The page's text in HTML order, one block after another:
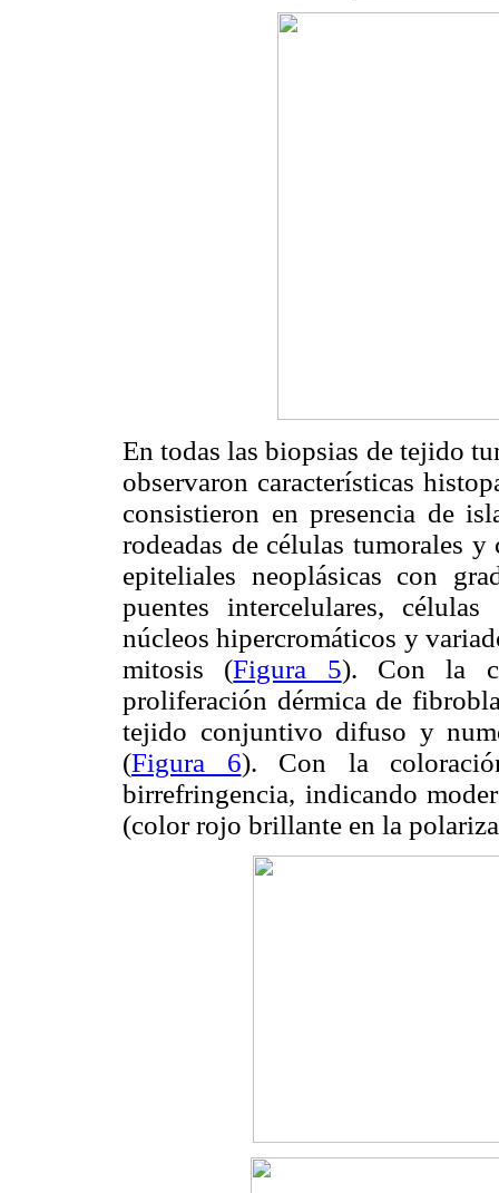
En todas las biopsias de tejido
observaron características
consistieron en presencia de
rodeadas de células tumorales
epiteliales neoplásicas con
puentes intercelulares,
núcleos hipercromáticos y
mitosis (Figura 5). Con la
proliferación dérmica de
tejido conjuntivo difuso y
(Figura 6). Con la
birrefringencia, indicando
(color rojo brillante en la